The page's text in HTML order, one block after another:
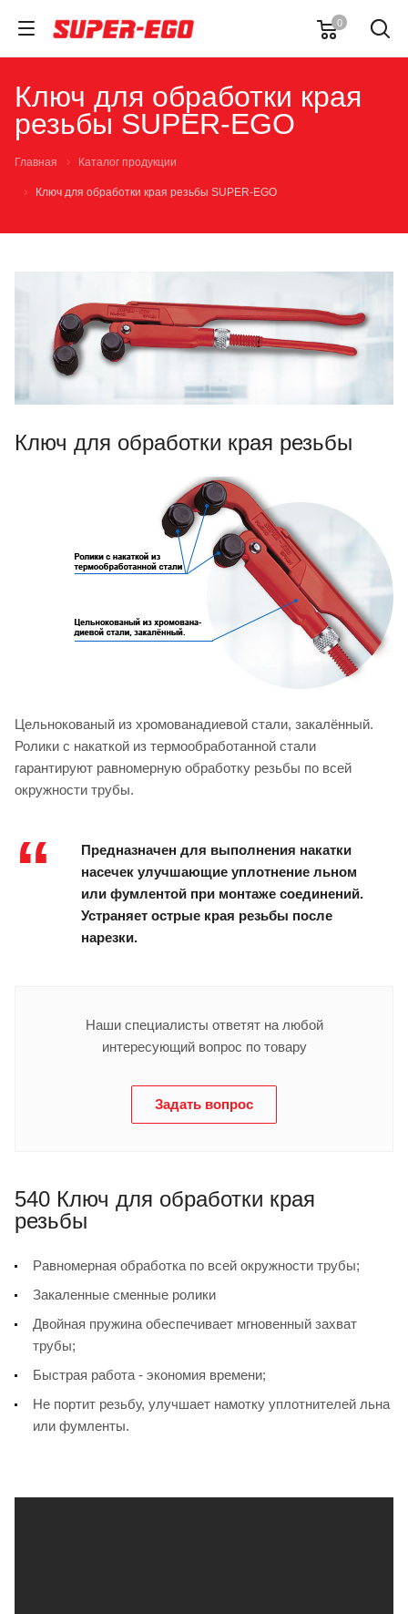
0
Ключ для обработки края
резьбы SUPER-EGO
Главная Каталог продукции
Ключ для обработки края резьбы SUPER-EGO
Ключ для обработки края резьбы
Цельнокованый из хромованадиевой стали, закалённый.
Ролики с накаткой из термообработанной стали
гарантируют равномерную обработку резьбы по всей
окружности трубы.
Предназначен для выполнения накатки
насечек улучшающие уплотнение льном
или фумлентой при монтаже соединений.
Устраняет острые края резьбы после
нарезки.
Наши специалисты ответят на любой
интересующий вопрос по товару
Задать вопрос
540 Ключ для обработки края
резьбы
Равномерная обработка по всей окружности трубы;
Закаленные сменные ролики
Двойная пружина обеспечивает мгновенный захват
трубы;
Быстрая работа - экономия времени;
Не портит резьбу, улучшает намотку уплотнителей льна
или фумленты.